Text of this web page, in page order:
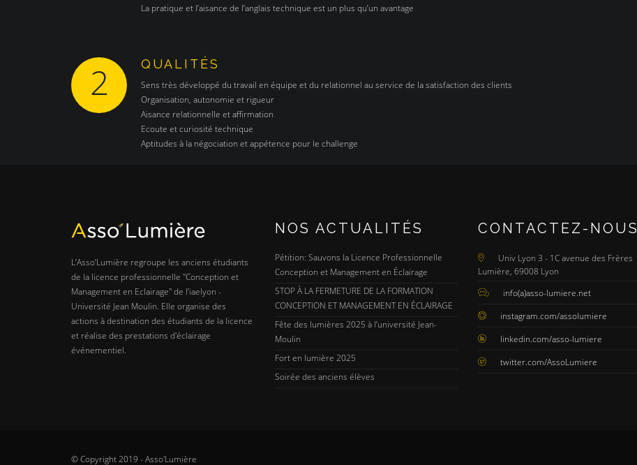
La pratique et l’aisance de l’anglais technique est un plus qu’un avantage
2 QUALITÉS
Sens très développé du travail en équipe et du relationnel au service de la satisfaction des clients
Organisation, autonomie et rigueur
Aisance relationnelle et affirmation
Ecoute et curiosité technique
Aptitudes à la négociation et appétence pour le challenge
L’Asso’Lumière regroupe les anciens étudiants
de la licence professionnelle "Conception et
Management en Eclairage" de l’iaelyon -
Université Jean Moulin. Elle organise des
actions à destination des étudiants de la licence
et réalise des prestations d'éclairage
événementiel.
NOS ACTUALITÉS
Pétition: Sauvons la Licence Professionnelle
Conception et Management en Éclairage
STOP À LA FERMETURE DE LA FORMATION
CONCEPTION ET MANAGEMENT EN ÉCLAIRAGE
Fête des lumières 2025 à l’université Jean-
Moulin
Fort en lumière 2025
Soirée des anciens élèves
CONTACTEZ-NOUS
Univ Lyon 3 - 1C avenue des Frères
Lumière, 69008 Lyon
info(a)asso-lumiere.net
instagram.com/assolumiere
linkedin.com/asso-lumiere
twitter.com/AssoLumiere
© Copyright 2019 - Asso'Lumière